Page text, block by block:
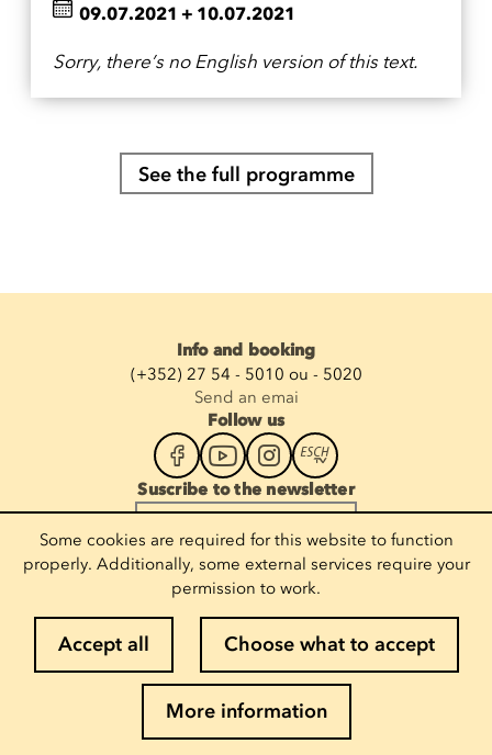
Sorry, there’s no English version of this text.
09.07.2021 + 10.07.2021
See the full programme
Info and booking
(+352) 27 54 - 5010 ou - 5020
Send an emai
Follow us
Suscribe to the newsletter
Cookie policy
Privacy policy
Some cookies are required for this website to function
properly. Additionally, some external services require your
permission to work.
Accept all Choose what to accept
More information